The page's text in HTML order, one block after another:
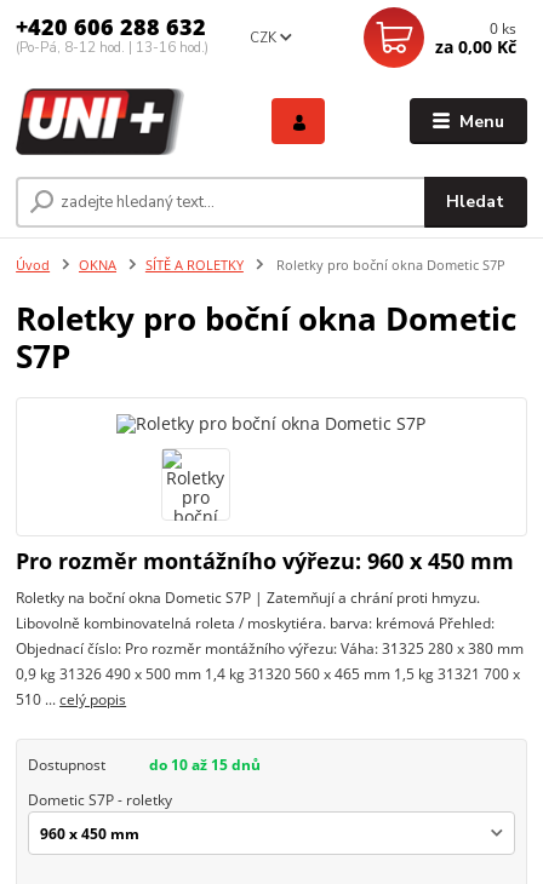
Menu
CZK
Hledat
+420 606 288 632
(Po-Pá, 8-12 hod. | 13-16 hod.)
0 ks
za 0,00 Kč
Úvod OKNA SÍTĚ A ROLETKY Roletky pro boční okna Dometic S7P
Roletky pro boční okna Dometic
S7P
Pro rozměr montážního výřezu: 960 x 450 mm
Roletky na boční okna Dometic S7P | Zatemňují a chrání proti hmyzu.
Libovolně kombinovatelná roleta / moskytiéra. barva: krémová Přehled:
Objednací číslo: Pro rozměr montážního výřezu: Váha: 31325 280 x 380 mm
0,9 kg 31326 490 x 500 mm 1,4 kg 31320 560 x 465 mm 1,5 kg 31321 700 x
510 ...celý popis
Dostupnost
do 10 až 15 dnů
Dometic S7P - roletky